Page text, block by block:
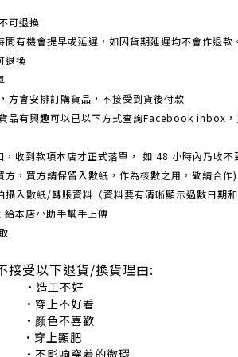
可退換
有機會提早或延遲，如因貨期延遲均不會作退款
退換
方會安排訂購貨品，不接受到貨後付款
品有興趣可以已以下方式查詢Facebook inbox
，收到款項本店才正式落單， 如 48 小時內乃收不
，買方請保留入數紙，作為核數之用，敬請合作)
攝入數紙/轉賬資料（資料要有清晰顯示過數日期
本店小助手幫手上傳
接受以下退貨/換貨理由:
工不好
上不好看
色不喜歡
上顯肥